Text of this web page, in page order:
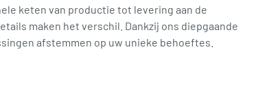
keten van productie tot levering aan de
maken het verschil. Dankzij ons diepgaande
afstemmen op uw unieke behoeftes.